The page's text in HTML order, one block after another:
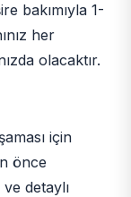
bakımıyla 1-
her
olacaktır.
için
önce
detaylı